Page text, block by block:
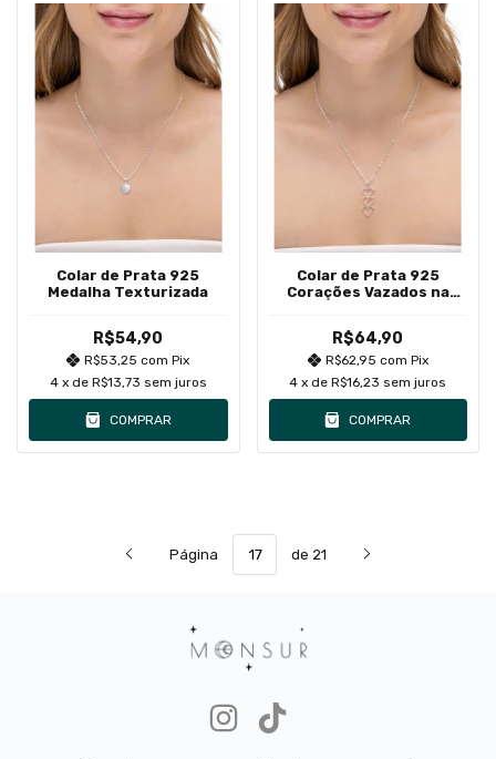
Colar de Prata 925
Medalha Texturizada
R$54,90
R$53,25com Pix
4 x de R$13,73 sem juros
COMPRAR
Colar de Prata 925
Corações Vazados na
R$64,90
R$62,95 com Pix
4 x deR$16,23 sem juros
COMPRAR
Página de 21